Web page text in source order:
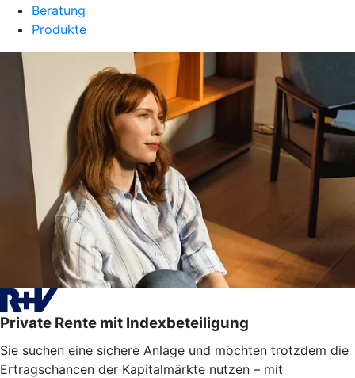
Beratung
Produkte
Private Rente mit Indexbeteiligung
Sie suchen eine sichere Anlage und möchten trotzdem die
Ertragschancen der Kapitalmärkte nutzen – mit